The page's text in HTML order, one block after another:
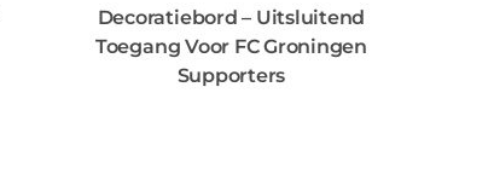
Decoratiebord – Uitsluitend
Toegang Voor FC Groningen
Supporters